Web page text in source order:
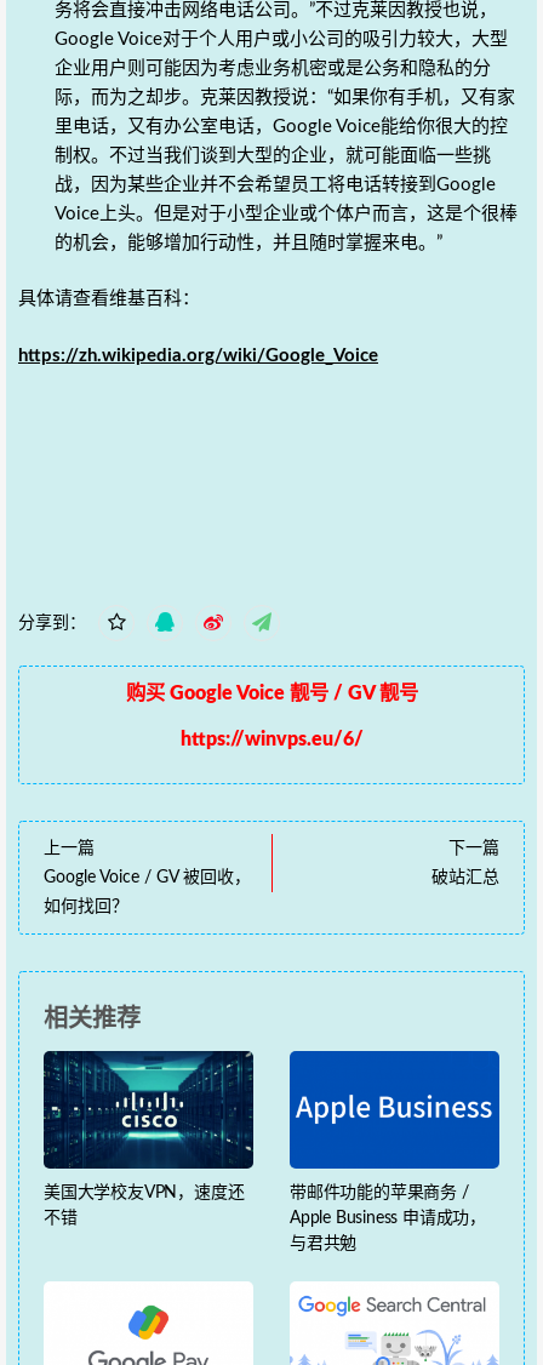
务将会直接冲击网络电话公司。”不过克莱因教授也说，
Google Voice对于个人用户或小公司的吸引力较大，大型
企业用户则可能因为考虑业务机密或是公务和隐私的分
际，而为之却步。克莱因教授说：“如果你有手机，又有家
里电话，又有办公室电话，Google Voice能给你很大的控
制权。不过当我们谈到大型的企业，就可能面临一些挑
战，因为某些企业并不会希望员工将电话转接到Google
Voice上头。但是对于小型企业或个体户而言，这是个很棒
的机会，能够增加行动性，并且随时掌握来电。”
具体请查看维基百科：
https://zh.wikipedia.org/wiki/Google_Voice
分享到：
购买 Google Voice 靓号 / GV 靓号
https://winvps.eu/6/
上一篇
Google Voice / GV 被回收，
如何找回？
下一篇
破站汇总
相关推荐
美国大学校友VPN，速度还
不错
带邮件功能的苹果商务 /
Apple Business 申请成功，
与君共勉